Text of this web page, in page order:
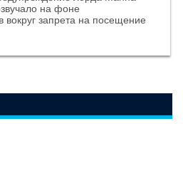
на фоне
запрета на посещение